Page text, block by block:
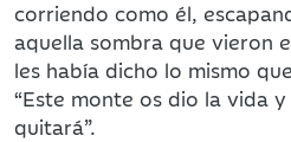
corriendo como él,
aquella sombra que vieron
les había dicho lo mismo
“Este monte os dio la vida
quitará”.